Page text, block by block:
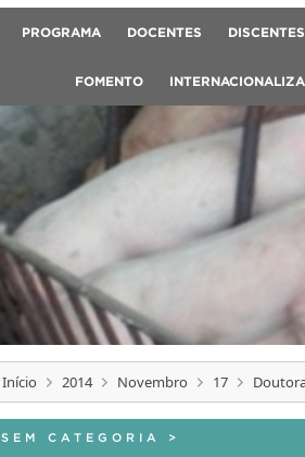
PROGRAMA DOCENTES DISCENTES
FOMENTO
Início 2014 Novembro 17
SEM CATEGORIA >